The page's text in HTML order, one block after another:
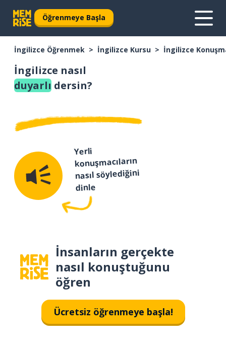
Öğrenmeye Başla
İngilizce Öğrenmek İngilizce Kursu İngilizce
İngilizce nasıl
duyarlı dersin?
Yerli
konuşmacıların
nasıl söylediğini
dinle
İnsanların gerçekte
nasıl konuştuğunu
öğren
Ücretsiz öğrenmeye başla!